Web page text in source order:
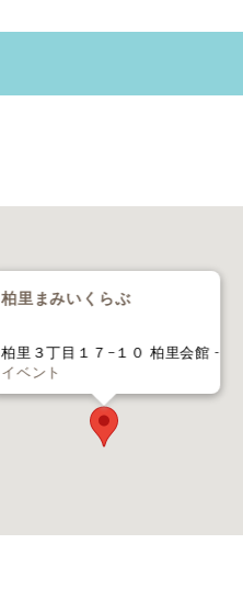
柏里まみいくらぶ
柏里３丁目１７−１０ 柏里会館 -
イベント